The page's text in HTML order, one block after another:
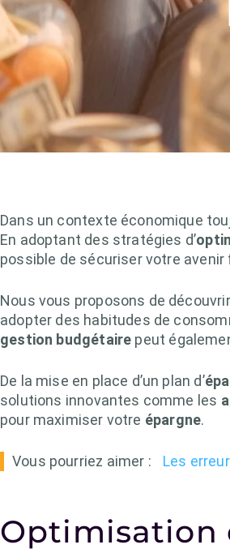
Dans un contexte économique
En adoptant des stratégies d’
possible de sécuriser votre avenir
Nous vous proposons de
adopter des habitudes de
gestion budgétaire peut
De la mise en place d’un plan d’
solutions innovantes comme les
pour maximiser votre épargne.
Vous pourriez aimer : Les
Optimisation